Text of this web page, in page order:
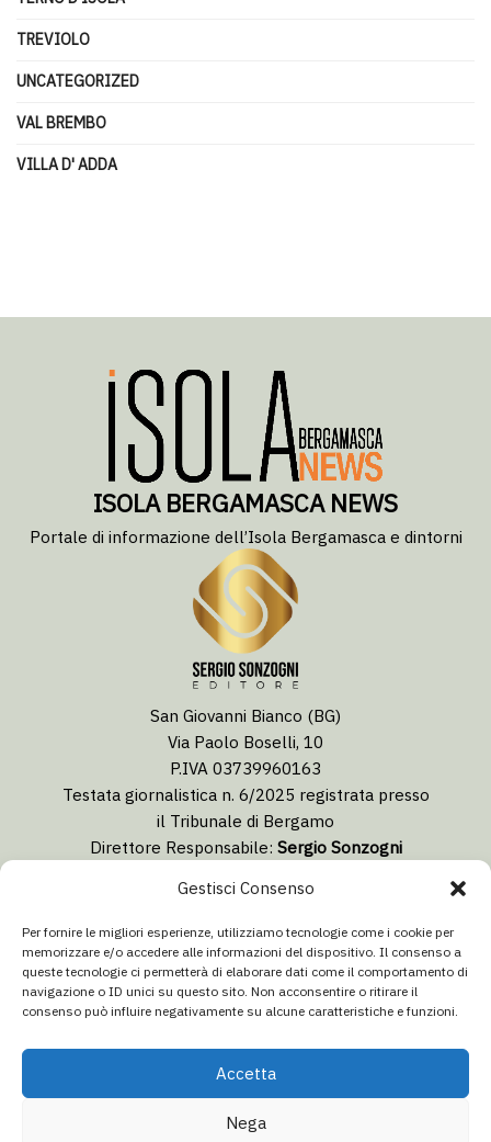
Gestisci Consenso
Per fornire le migliori esperienze, utilizziamo tecnologie come i cookie per
memorizzare e/o accedere alle informazioni del dispositivo. Il consenso a
queste tecnologie ci permetterà di elaborare dati come il comportamento di
navigazione o ID unici su questo sito. Non acconsentire o ritirare il
consenso può influire negativamente su alcune caratteristiche e funzioni.
Accetta
Nega
TREVIOLO
UNCATEGORIZED
VAL BREMBO
VILLA D' ADDA
ISOLA BERGAMASCA NEWS
Portale di informazione dell’Isola Bergamasca e dintorni
San Giovanni Bianco (BG)
Via Paolo Boselli, 10
P.IVA 03739960163
Testata giornalistica n. 6/2025 registrata presso
il Tribunale di Bergamo
Direttore Responsabile: Sergio Sonzogni
redazione@isolabergamascanews.it
info@italiacommunication.com
Telefono: 0345 41834